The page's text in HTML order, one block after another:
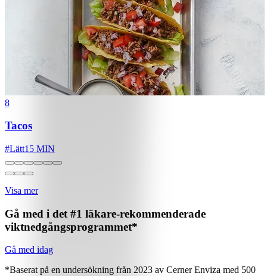
8
Tacos
#Lätt15 MIN
Visa mer
Gå med i det #1 läkare-rekommenderade
viktnedgångsprogrammet*
Gå med idag
*Baserat på en undersökning från 2023 av Cerner Enviza med 500